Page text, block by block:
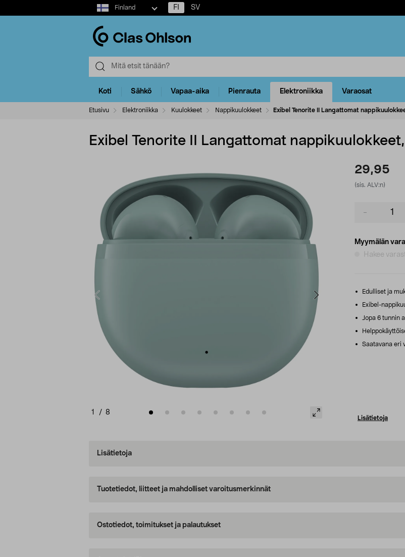
Select
market
Finland FI SV
Koti Sähkö Vapaa-aika Pienrauta Elektroniikka Varaosat
Etusivu Elektroniikka Kuulokkeet Nappikuulokkeet Exibel Tenorite II Langattomat
Exibel Tenorite II Langattomat
1 / 8
29,95
(sis. ALV:n)
Myymälän
Hakee
Edulliset ja
Exibel-
Jopa 6 tunnin
Saatavana eri
Lisätietoja
Lisätietoja
Tuotetiedot, liitteet ja mahdolliset varoitusmerkinnät
Ostotiedot, toimitukset ja palautukset